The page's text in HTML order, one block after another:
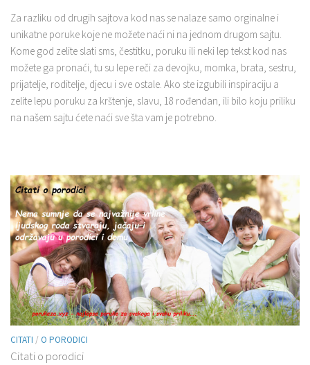
Za razliku od drugih sajtova kod nas se nalaze samo orginalne i
unikatne poruke koje ne možete naći ni na jednom drugom sajtu.
Kome god zelite slati sms, čestitku, poruku ili neki lep tekst kod nas
možete ga pronaći, tu su lepe reči za devojku, momka, brata, sestru,
prijatelje, roditelje, djecu i sve ostale. Ako ste izgubili inspiraciju a
zelite lepu poruku za krštenje, slavu, 18 rođendan, ili bilo koju priliku
na našem sajtu ćete naći sve šta vam je potrebno.
CITATI / O PORODICI
Citati o porodici